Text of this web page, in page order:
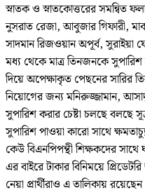
স্নাতক ও স্নাতকোত্তরের সমন্বিত
নুসরাত রেজা, আবুজার গিফারী,
সাদমান রিজওয়ান অপূর্ব, সুরাইয়া
মধ্য থেকে মাত্র তিনজনকে
দিয়ে অপেক্ষাকৃত পেছনের সারির
নিয়োগের জন্য মনিরুজ্জামান,
সুপারিশ করার চেষ্টা চলছে বলছে
সুপারিশ পাওয়া কারো সাথে
কেউ বিএনপিপন্থী শিক্ষকদের সাথে
এর বাইরে টাকার বিনিময়ে
নেয়া প্রার্থীরাও এ তালিকায়